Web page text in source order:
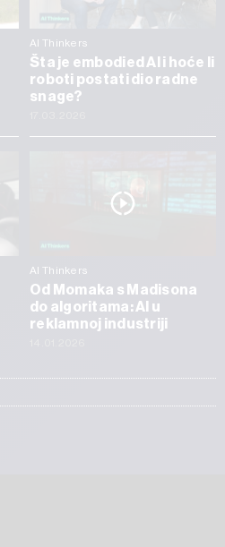
AI Thinkers
Šta je embodied AI i hoće li
roboti postati dio radne
snage?
AI Thinkers
Od Momaka s Madisona
do algoritama: AI u
reklamnoj industriji